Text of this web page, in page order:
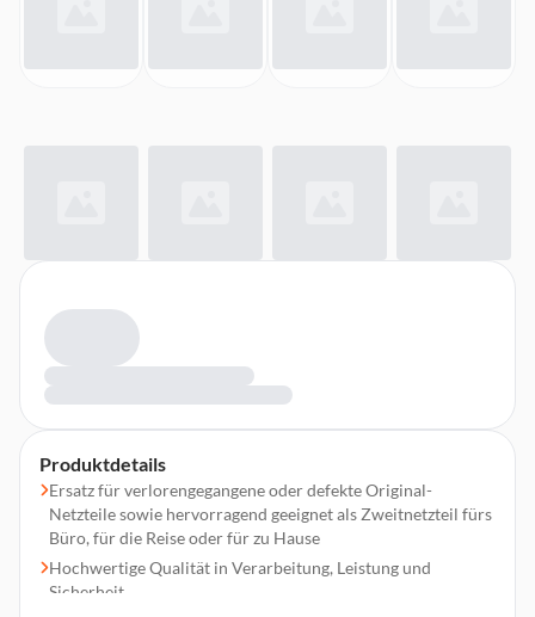
Produktdetails
Ersatz für verlorengegangene oder defekte Original-
Netzteile sowie hervorragend geeignet als Zweitnetzteil fürs
Büro, für die Reise oder für zu Hause
Hochwertige Qualität in Verarbeitung, Leistung und
Sicherheit